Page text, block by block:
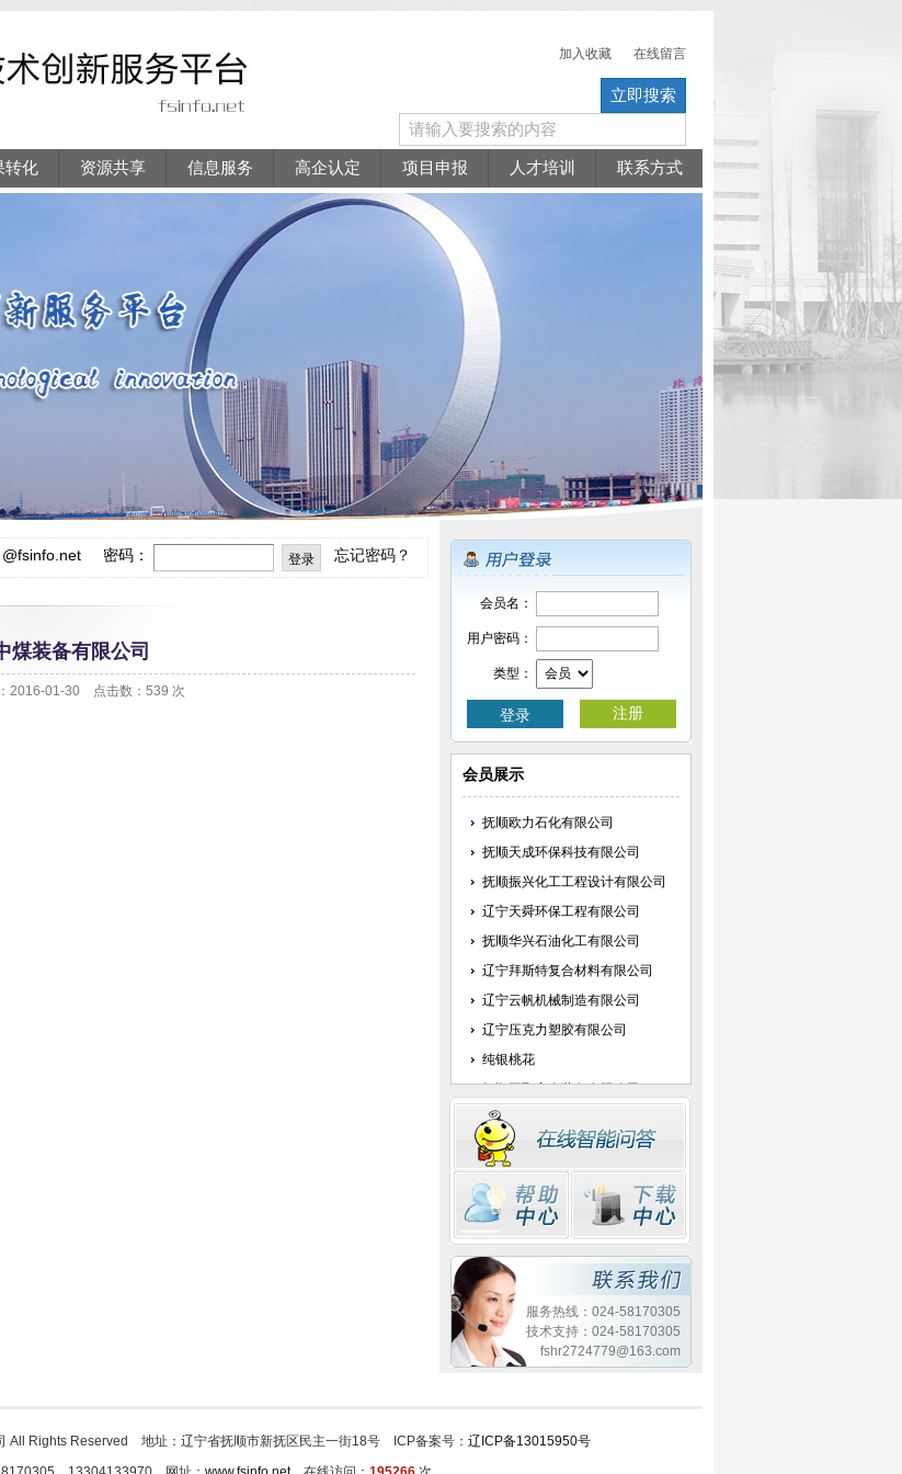
加入收藏 在线留言
转化 资源共享 信息服务 高企认定 项目申报 人才培训 联系方式
@fsinfo.net 密码： 忘记密码？
煤装备有限公司
2016-01-30 点击数： 539 次
会员展示
抚顺欧力石化有限公司
抚顺天成环保科技有限公司
抚顺振兴化工工程设计有限公司
辽宁天舜环保工程有限公司
抚顺华兴石油化工有限公司
辽宁拜斯特复合材料有限公司
辽宁云帆机械制造有限公司
辽宁压克力塑胶有限公司
纯银桃花
抚顺亚飞安全装备有限公司
抚顺市秀霖化工有限公司
抚顺通博财税有限公司
抚顺合祥新能源科技有限公司
辽宁兆利高新路面材料有限公司
抚顺抚天科技服务有限公司
抚顺宏瑞科技服务有限公司
抚顺石化北天悟松化工有限公司
沈阳诺思真空技术有限公司
抚顺市盛达工业产品综合利用有限
服务热线：024-58170305
技术支持：024-58170305
fshr2724779@163.com
All Rights Reserved 地址：辽宁省抚顺市新抚区民主一街18号 ICP备案号： 辽ICP备13015950号